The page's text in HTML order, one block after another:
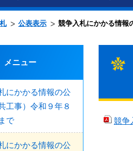
公表表示 競争入札にかかる情報
メニュー
にかかる情報の公
工事）令和９年８
で
にかかる情報の公
競争